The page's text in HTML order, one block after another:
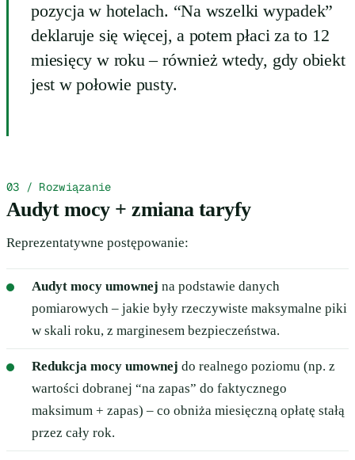
pozycja w hotelach. “Na wszelki wypadek”
deklaruje się więcej, a potem płaci za to 12
miesięcy w roku – również wtedy, gdy obiekt
jest w połowie pusty.
03 / Rozwiązanie
Audyt mocy + zmiana taryfy
Reprezentatywne postępowanie:
Audyt mocy umownej na podstawie danych
pomiarowych – jakie były rzeczywiste maksymalne piki
w skali roku, z marginesem bezpieczeństwa.
Redukcja mocy umownej do realnego poziomu (np. z
wartości dobranej “na zapas” do faktycznego
maksimum + zapas) – co obniża miesięczną opłatę stałą
przez cały rok.